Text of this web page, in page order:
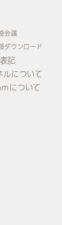
会議
ダウンロード
記
について
について